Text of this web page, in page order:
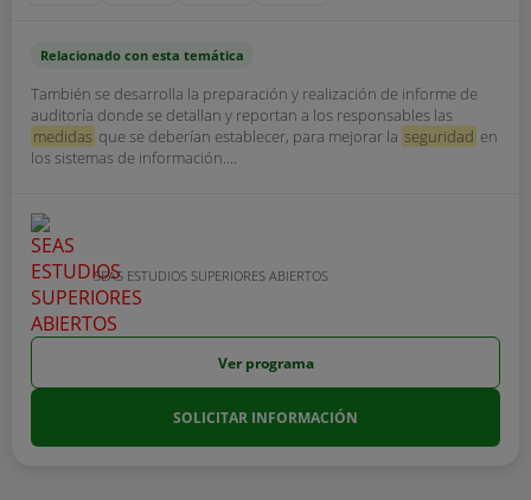
Relacionado con esta temática
También se desarrolla la preparación y realización de informe de
auditoría donde se detallan y reportan a los responsables las
medidas que se deberían establecer, para mejorar la seguridad en
los sistemas de información....
SEAS ESTUDIOS SUPERIORES ABIERTOS
Ver programa
SOLICITAR INFORMACIÓN